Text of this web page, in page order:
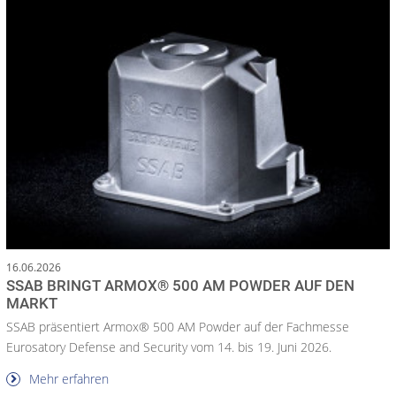
16.06.2026
SSAB BRINGT ARMOX® 500 AM POWDER AUF DEN
MARKT
SSAB präsentiert Armox® 500 AM Powder auf der Fachmesse
Eurosatory Defense and Security vom 14. bis 19. Juni 2026.
Mehr erfahren